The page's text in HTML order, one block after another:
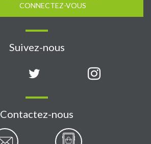
CONNECTEZ-VOUS
Suivez-nous
Contactez-nous